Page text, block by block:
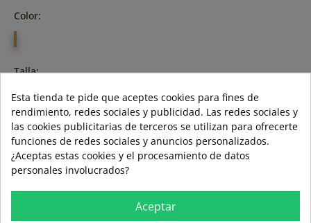
Color:
Talla:
S XL 3XL XXL
AÑADIR A LA CESTA
ÚLTIMAS UNIDADES EN STOCK ÚLTIMAS UNIDADES EN
STOCK
Esta tienda te pide que aceptes cookies para fines de
rendimiento, redes sociales y publicidad. Las redes sociales y
las cookies publicitarias de terceros se utilizan para ofrecerte
funciones de redes sociales y anuncios personalizados.
¿Aceptas estas cookies y el procesamiento de datos
personales involucrados?
Aceptar